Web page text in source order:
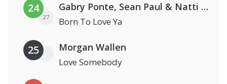
24
27
Gabry Ponte, Sean Paul & Natti Natasha
Born To Love Ya
25 Morgan Wallen
Love Somebody